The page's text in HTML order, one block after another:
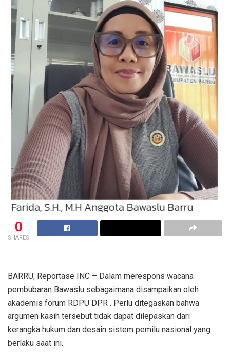
0
SHARES
BARRU, Reportase INC – Dalam merespons wacana
pembubaran Bawaslu sebagaimana disampaikan oleh
akademis forum RDPU DPR . Perlu ditegaskan bahwa
argumen kasih tersebut tidak dapat dilepaskan dari
kerangka hukum dan desain sistem pemilu nasional yang
berlaku saat ini.